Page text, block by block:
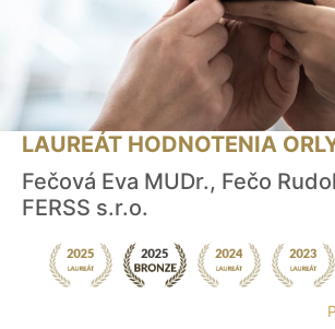
LAUREÁT HODNOTENIA
Fečová Eva MUDr., Fečo
FERSS s.r.o.